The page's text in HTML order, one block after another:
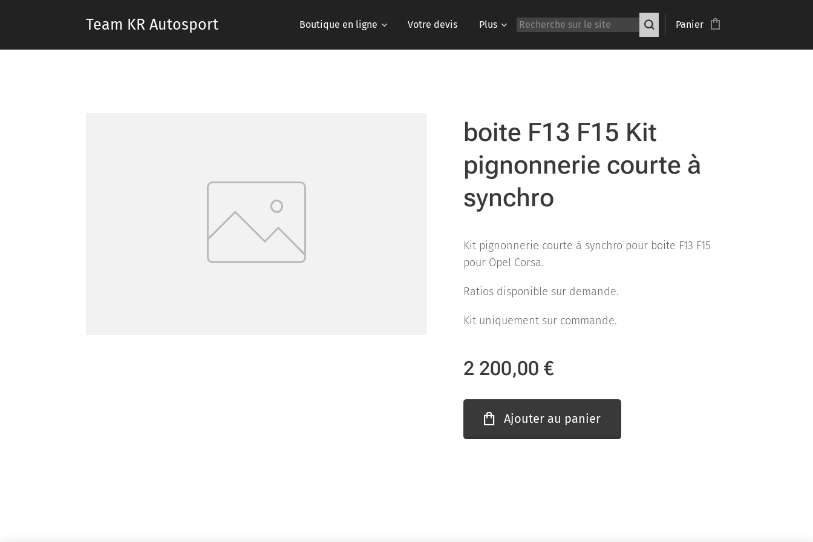
Team KR Autosport Boutique en ligne Votre devis Plus Panier
boite F13 F15 Kit
pignonnerie courte à
synchro
Kit pignonnerie courte à synchro pour boite F13 F15
pour Opel Corsa.
Ratios disponible sur demande.
Kit uniquement sur commande.
2 200,00 €
Ajouter au panier